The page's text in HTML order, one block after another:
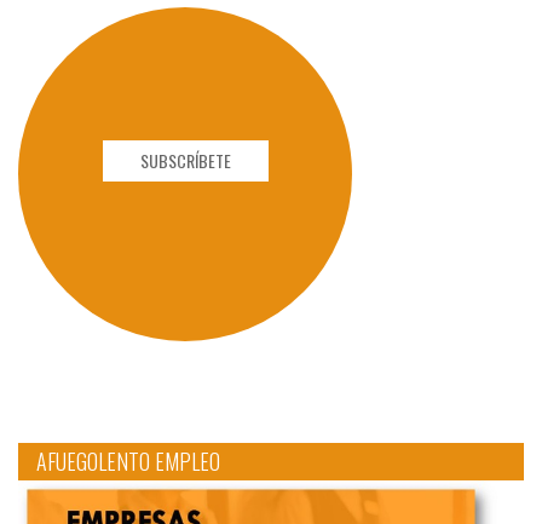
SUBSCRÍBETE
AFUEGOLENTO EMPLEO